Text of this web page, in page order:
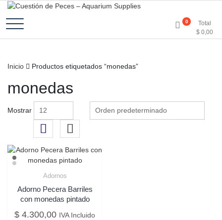
Cuestión de Peces –
Aquarium Supplies
0
Total
$ 0,00
Inicio Productos etiquetados “monedas”
monedas
Mostrar
Adornos
Adorno Pecera Barriles
con monedas pintado
$ 4.300,00 IVA Incluido